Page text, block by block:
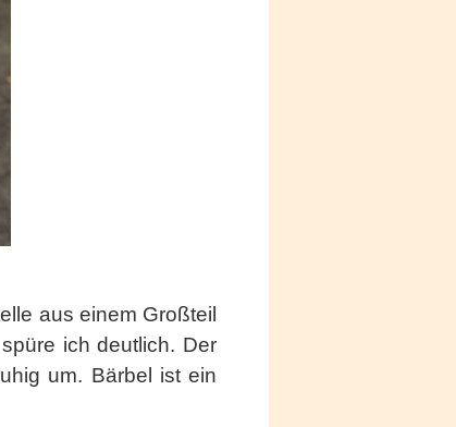
aus einem Großteil
ich deutlich. Der
um. Bärbel ist ein